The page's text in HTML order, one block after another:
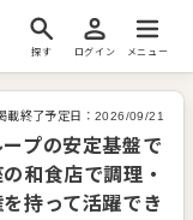
探す ログイン メニュー
載終了予定日： 2026/09/21
プの安定基盤で
和食店で調理・
持って活躍でき